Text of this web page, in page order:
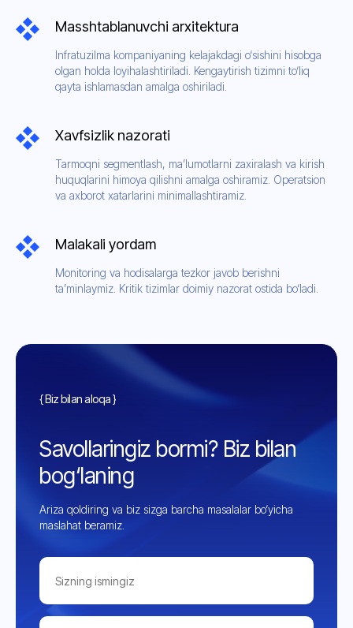
Masshtablanuvchi arxitektura
Infratuzilma kompaniyaning kelajakdagi o‘sishini hisobga
olgan holda loyihalashtiriladi. Kengaytirish tizimni to‘liq
qayta ishlamasdan amalga oshiriladi.
Xavfsizlik nazorati
Tarmoqni segmentlash, ma’lumotlarni zaxiralash va kirish
huquqlarini himoya qilishni amalga oshiramiz. Operatsion
va axborot xatarlarini minimallashtiramiz.
Malakali yordam
Monitoring va hodisalarga tezkor javob berishni
ta’minlaymiz. Kritik tizimlar doimiy nazorat ostida bo‘ladi.
{ Biz bilan aloqa }
Savollaringiz bormi? Biz bilan
bog‘laning
Ariza qoldiring va biz sizga barcha masalalar bo‘yicha
maslahat beramiz.